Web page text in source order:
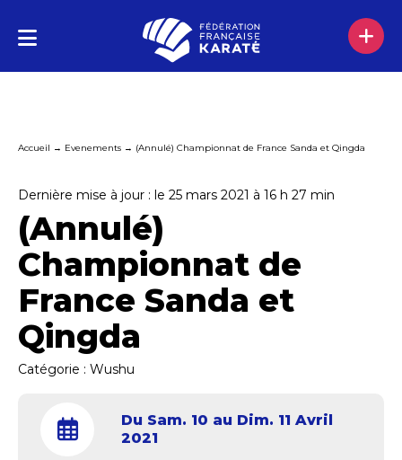
Accueil → Evenements → (Annulé) Championnat de France Sanda et Qingda
Dernière mise à jour : le 25 mars 2021 à 16 h 27 min
(Annulé)
Championnat de
France Sanda et
Qingda
Catégorie : Wushu
Du Sam. 10 au Dim. 11 Avril
2021